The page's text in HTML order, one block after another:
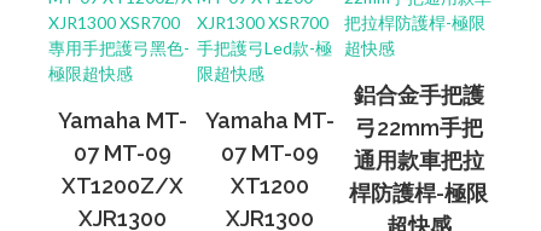
Yamaha MT-
07 MT-09
XT1200Z/X
XJR1300
Yamaha MT-
07 MT-09
XT1200
XJR1300
鋁合金手把護
弓22mm手把
通用款車把拉
桿防護桿-極限
超快感